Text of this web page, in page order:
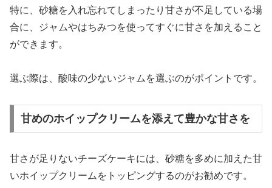
特に、砂糖を入れ忘れてしまったり甘さが不足している場
合に、ジャムやはちみつを使ってすぐに甘さを加えること
ができます。
選ぶ際は、酸味の少ないジャムを選ぶのがポイントです。
甘めのホイップクリームを添えて豊かな甘さを
甘さが足りないチーズケーキには、砂糖を多めに加えた甘
いホイップクリームをトッピングするのがお勧めです。